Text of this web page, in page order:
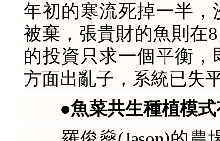
年初的寒流死掉一半
被棄，張貴財的魚則在
的投資只求一個平衡
方面出亂子，系統已失
●魚菜共生種植模